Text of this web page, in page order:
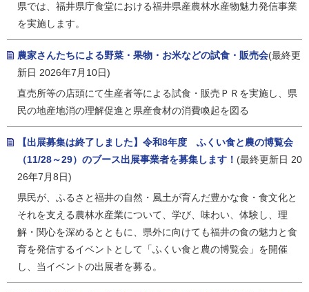
県では、福井県庁食堂における福井県産農林水産物魅力発信事業
を実施します。
農家さんたちによる野菜・果物・お米などの試食・販売会(最終更
新日 2026年7月10日)
直売所等の店頭にて生産者等による試食・販売ＰＲを実施し、県
民の地産地消の理解促進と県産食材の消費喚起を図る
【出展募集は終了しました】令和8年度 ふくい食と農の博覧会
（11/28～29）のブース出展事業者を募集します！ (最終更新日 20
26年7月8日)
県民が、ふるさと福井の自然・風土が育んだ豊かな食・食文化と
それを支える農林水産業について、学び、味わい、体験し、理
解・関心を深めるとともに、県外に向けても福井の食の魅力と食
育を発信するイベントとして「ふくい食と農の博覧会」を開催
し、当イベントの出展者を募る。